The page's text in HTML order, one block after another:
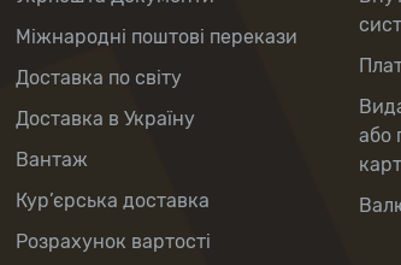
Міжнародні поштові перекази
Доставка по світу
Доставка в Україну
Вантаж
Кур’єрська доставка
Розрахунок вартості
або